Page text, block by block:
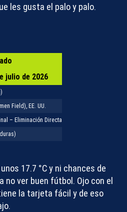
les gusta el palo y palo.
julio de 2026
Field), EE. UU.
– Eliminación Directa
17.7 °C y ni chances de
no ver buen fútbol. Ojo con el
la tarjeta fácil y de eso